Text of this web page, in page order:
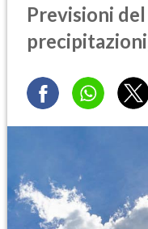
Previsioni